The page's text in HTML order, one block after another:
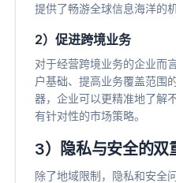
提供了畅游全球信息海洋的
2）促进跨境业务
对于经营跨境业务的企业而
户基础、提高业务覆盖范围
器，企业可以更精准地了解
有针对性的市场策略。
3）隐私与安全的双
除了地域限制，隐私和安全